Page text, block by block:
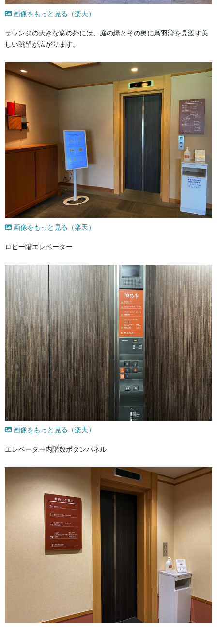
画像をもっと見る（楽天）
ラウンジの大きな窓の外には、庭の緑とその奥に鳥羽湾を見渡す美
しい眺望が広がります。
画像をもっと見る（楽天）
ロビー階エレベーター
画像をもっと見る（楽天）
エレベーター内階数ボタンパネル